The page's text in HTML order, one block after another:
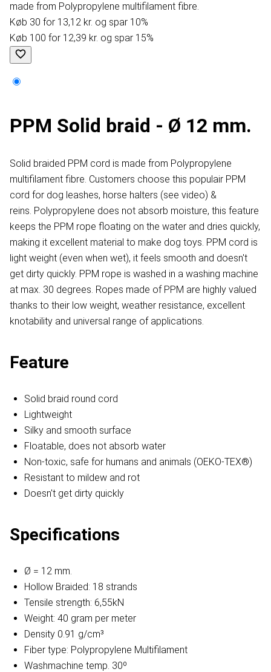
made from Polypropylene multifilament fibre.
Køb 30 for 13,12 kr. og spar 10%
Køb 100 for 12,39 kr. og spar 15%
PPM Solid braid - Ø 12 mm.
Solid braided PPM cord is made from Polypropylene
multifilament fibre. Customers choose this populair PPM
cord for dog leashes, horse halters (see video) &
reins. Polypropylene does not absorb moisture, this feature
keeps the PPM rope floating on the water and dries quickly,
making it excellent material to make dog toys. PPM cord is
light weight (even when wet), it feels smooth and doesn't
get dirty quickly. PPM rope is washed in a washing machine
at max. 30 degrees. Ropes made of PPM are highly valued
thanks to their low weight, weather resistance, excellent
knotability and universal range of applications.
Feature
Solid braid round cord
Lightweight
Silky and smooth surface
Floatable, does not absorb water
Non-toxic, safe for humans and animals (OEKO-TEX®)
Resistant to mildew and rot
Doesn't get dirty quickly
Specifications
Ø = 12 mm.
Hollow Braided: 18 strands
Tensile strength: 6,55kN
Weight: 40 gram per meter
Density 0.91 g/cm³
Fiber type: Polypropylene Multifilament
Washmachine temp. 30º